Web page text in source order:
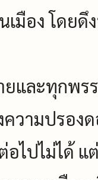
มือง โดยดึ
และทุกพร
ความปรอง
อไปไม่ได้